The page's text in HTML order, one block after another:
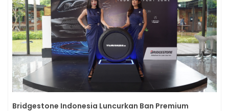
Bridgestone Indonesia Luncurkan Ban Premium